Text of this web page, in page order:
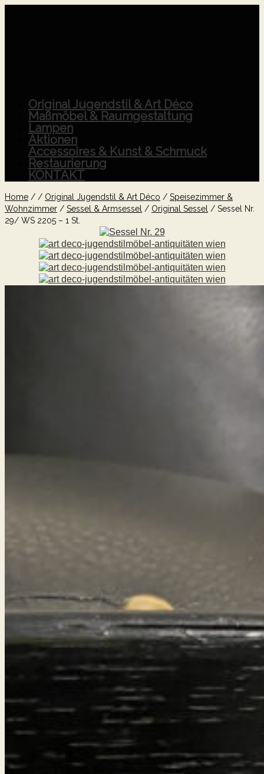
Original Jugendstil & Art Déco
Maßmöbel & Raumgestaltung
Lampen
Aktionen
Accessoires & Kunst & Schmuck
Restaurierung
KONTAKT
Home / / Original Jugendstil & Art Déco / Speisezimmer &
Wohnzimmer / Sessel & Armsessel / Original Sessel / Sessel Nr.
29/ WS 2205 – 1 St.